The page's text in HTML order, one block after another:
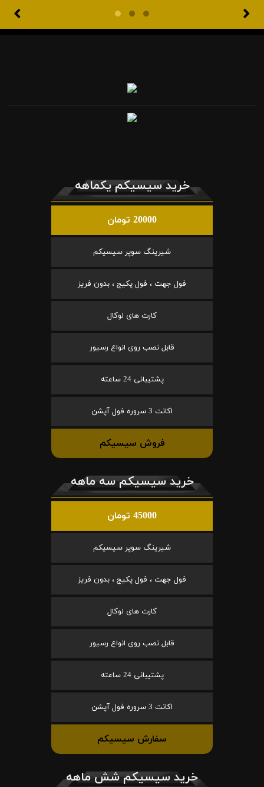
خرید سیسیکم یکماهه
20000 تومان
شیرینگ سوپر سیسیکم
فول جهت ، فول پکیج ، بدون فریز
کارت های لوکال
قابل نصب روی انواع رسیور
پشتیبانی 24 ساعته
اکانت 3 سروره فول آپشن
فروش سیسیکم
خرید سیسیکم سه ماهه
45000 تومان
شیرینگ سوپر سیسیکم
فول جهت ، فول پکیج ، بدون فریز
کارت های لوکال
قابل نصب روی انواع رسیور
پشتیبانی 24 ساعته
اکانت 3 سروره فول آپشن
سفارش سیسیکم
خرید سیسیکم شش ماهه